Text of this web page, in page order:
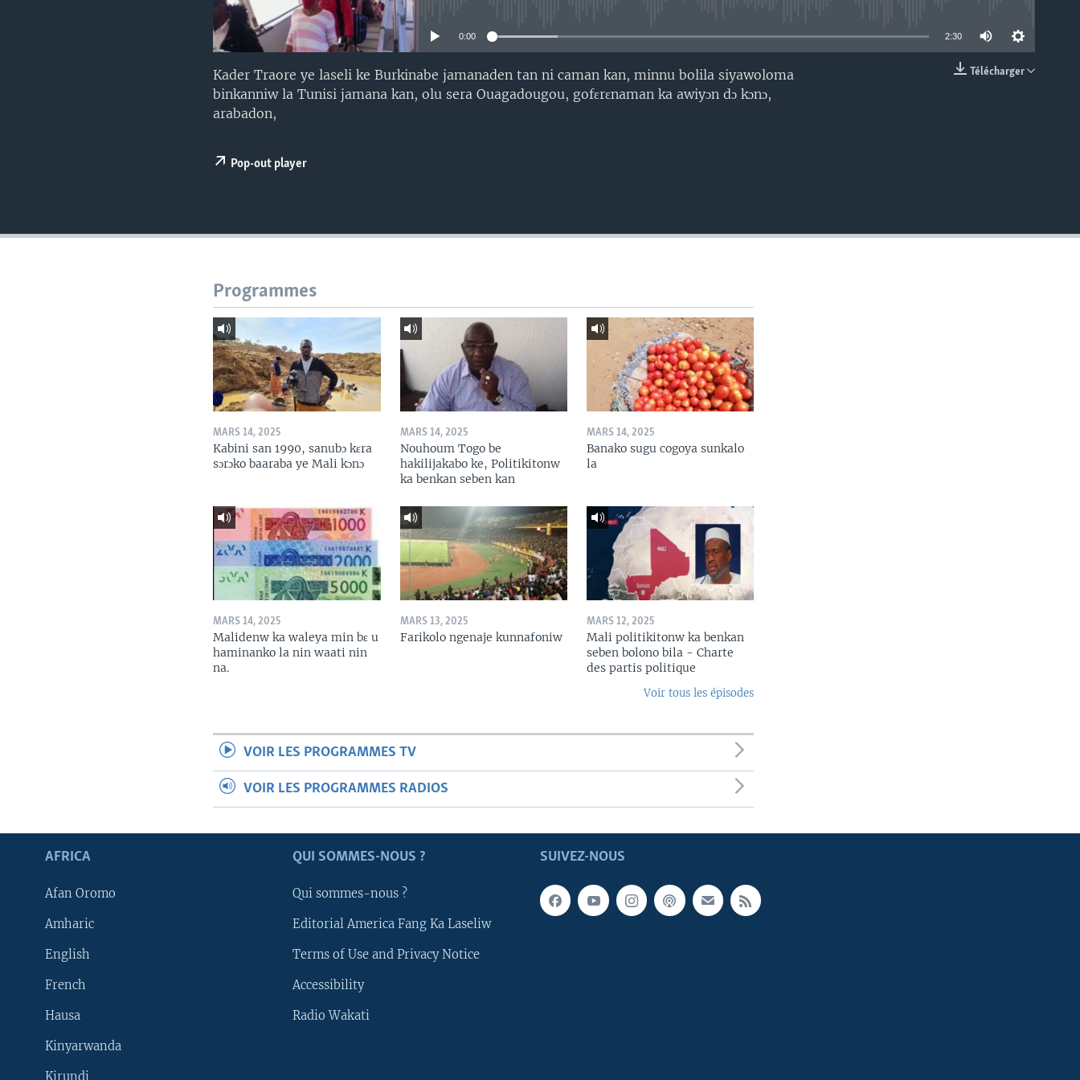
0:00 2:30
Télécharger
Kader Traore ye laseli ke Burkinabe jamanaden tan ni caman kan, minnu bolila siyawoloma
binkanniw la Tunisi jamana kan, olu sera Ouagadougou, gofɛrɛnaman ka awiyɔn dɔ kɔnɔ,
arabadon,
Pop-out player
Programmes
MARS 14, 2025
Kabini san 1990, sanubɔ kɛra
sɔrɔko baaraba ye Mali kɔnɔ
MARS 14, 2025
Nouhoum Togo be
hakilijakabo ke, Politikitonw
ka benkan seben kan
MARS 14, 2025
Banako sugu cogoya sunkalo
la
MARS 14, 2025
Malidenw ka waleya min bɛ u
haminanko la nin waati nin
na.
MARS 13, 2025
Farikolo ngenaje kunnafoniw
MARS 12, 2025
Mali politikitonw ka benkan
seben bolono bila - Charte
des partis politique
Voir tous les épisodes
VOIR LES PROGRAMMES TV
VOIR LES PROGRAMMES RADIOS
SUIVEZ-NOUS
AFRICA
Afan Oromo
Amharic
English
French
Hausa
Kinyarwanda
Kirundi
QUI SOMMES-NOUS ?
Qui sommes-nous ?
Editorial America Fang Ka Laseliw
Terms of Use and Privacy Notice
Accessibility
Radio Wakati